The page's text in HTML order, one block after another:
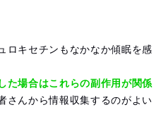
ロキセチンもなかなか傾眠を感
た場合はこれらの副作用が関係
さんから情報収集するのがよい